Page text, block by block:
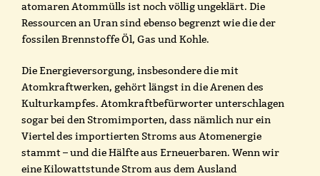
atomaren Atommülls ist noch völlig ungeklärt. Die
Ressourcen an Uran sind ebenso begrenzt wie die der
fossilen Brennstoffe Öl, Gas und Kohle.
Die Energieversorgung, insbesondere die mit
Atomkraftwerken, gehört längst in die Arenen des
Kulturkampfes. Atomkraftbefürworter unterschlagen
sogar bei den Stromimporten, dass nämlich nur ein
Viertel des importierten Stroms aus Atomenergie
stammt – und die Hälfte aus Erneuerbaren. Wenn wir
eine Kilowattstunde Strom aus dem Ausland